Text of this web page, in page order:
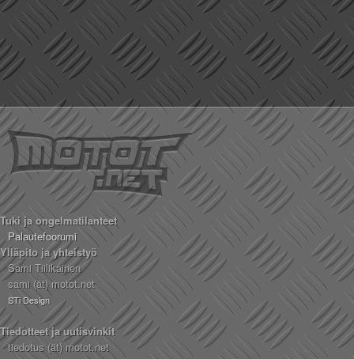
Tuki ja ongelmatilanteet
Palautefoorumi
Ylläpito ja yhteistyö
Sami Tiilikainen
sami (ät) motot.net
STi Design
Tiedotteet ja uutisvinkit
tiedotus (ät) motot.net